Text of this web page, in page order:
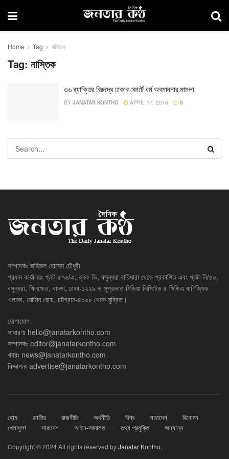
Home Tag নাস্তিক
Tag: নাস্তিক
৩৬ ব্যাক্তির বিরুদ্ধে ঢাকার কোর্টে ধর্ম অবমাননার মামলা
BY JANATAR KONTHO APRIL 17, 2018 0
সম্পাদকঃ জহিরুল হোসেন চৌধুরী
প্রধান কার্যালয়ঃ প্লট-৫৭৬/এ, ব্লক-ডি, বসুন্ধরা বারিধারা থেকে প্রকাশিত এবং প্লট-বি/৫৬,
বসুন্ধরা, খিলক্ষেত, বাড্ডা, ঢাকা-১২২৯ ও সুপ্রভাত মিডিয়া লিমিটেড ৪ সিডিএ বাণিজ্যিক
এলাকা, মোমিন রোড, চট্টগ্রাম-৪০০০ থেকে মুদ্রিত।
যোগাযোগ
সাধারণঃ hello@janatarkontho.com
সম্পাদকঃ editor@janatarkontho.com
খবরঃ news@janatarkontho.com
বিজ্ঞাপনঃ advertise@janatarkontho.com
হোম জাতীয় রাজনীতি অর্থনীতি বিশ্ব সারাদেশ
বিনোদন
খেলাধুলা
সারাদেশ আইন-আদালত তথ্য প্রযুক্তি অন্যান্য
Copyright © 2024 All rights reserved byJanatar Kontho.